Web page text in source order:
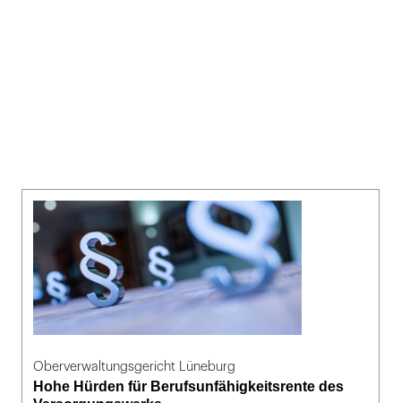
Oberverwaltungsgericht Lüneburg
Hohe Hürden für Berufsunfähigkeitsrente des